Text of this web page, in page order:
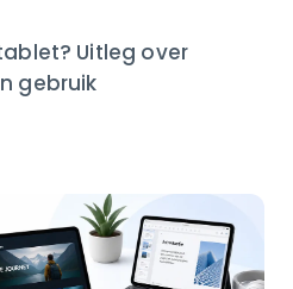
Uitleg over
gebruik